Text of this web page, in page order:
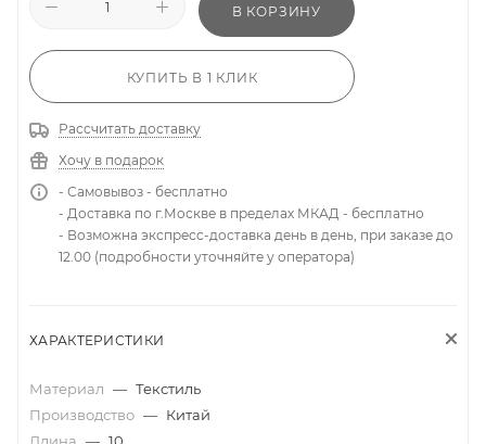
В КОРЗИНУ
КУПИТЬ В 1 КЛИК
Рассчитать доставку
Хочу в подарок
- Самовывоз - бесплатно
- Доставка по г.Москве в пределах МКАД - бесплатно
- Возможна экспресс-доставка день в день, при заказе до
12.00 (подробности уточняйте у оператора)
ХАРАКТЕРИСТИКИ
Материал — Текстиль
Производство — Китай